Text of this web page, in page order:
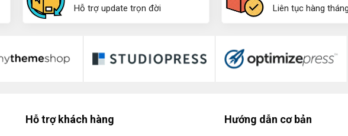
Hỗ trợ update trọn đời Liên tục hàng
Hỗ trợ khách hàng Hướng dẫn cơ bản